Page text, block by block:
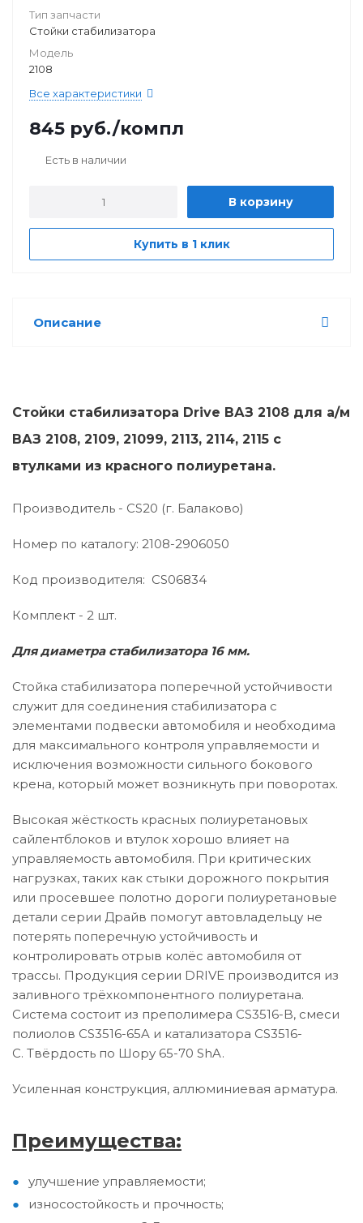
Тип запчасти
Стойки стабилизатора
Модель
2108
Все характеристики
845 руб./компл
Есть в наличии
В корзину
Купить в 1 клик
Описание
Стойки стабилизатора Drive ВАЗ 2108 для а/м
ВАЗ 2108, 2109, 21099, 2113, 2114, 2115 с
втулками из красного полиуретана.
Производитель - CS20 (г. Балаково)
Номер по каталогу: 2108-2906050
Код производителя: CS06834
Комплект - 2 шт.
Для диаметра стабилизатора 16 мм.
Стойка стабилизатора поперечной устойчивости
служит для соединения стабилизатора с
элементами подвески автомобиля и необходима
для максимального контроля управляемости и
исключения возможности сильного бокового
крена, который может возникнуть при поворотах.
Высокая жёсткость красных полиуретановых
сайлентблоков и втулок хорошо влияет на
управляемость автомобиля. При критических
нагрузках, таких как стыки дорожного покрытия
или просевшее полотно дороги полиуретановые
детали серии Драйв помогут автовладельцу не
потерять поперечную устойчивость и
контролировать отрыв колёс автомобиля от
трассы. Продукция серии DRIVE производится из
заливного трёхкомпонентного полиуретана.
Система состоит из преполимера CS3516-B, смеси
полиолов CS3516-65A и катализатора CS3516-
C. Твёрдость по Шору 65-70 ShA.
Усиленная конструкция, аллюминиевая арматура.
Преимущества:
улучшение управляемости;
износостойкость и прочность;